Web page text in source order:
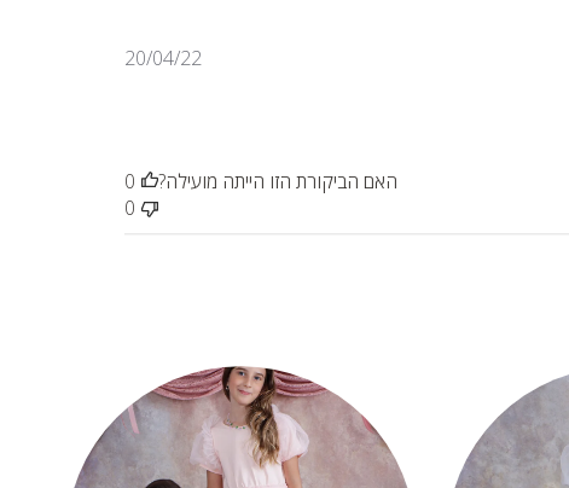
תאריך20/04/22
האם הביקורת הזו הייתה מועילה?
0
0